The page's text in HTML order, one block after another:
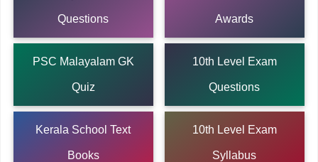
Questions Awards
PSC Malayalam GK
Quiz
10th Level Exam
Questions
Kerala School Text
Books
10th Level Exam
Syllabus